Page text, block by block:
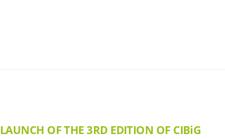
LAUNCH OF THE 3RD EDITION OF CIBiG